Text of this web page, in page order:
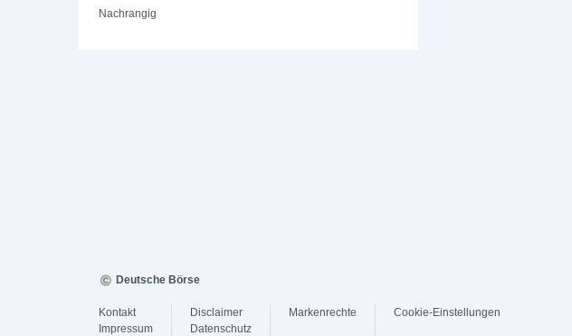
Nachrangig
Deutsche Börse
Kontakt
Impressum
Disclaimer
Datenschutz
Markenrechte Cookie-Einstellungen